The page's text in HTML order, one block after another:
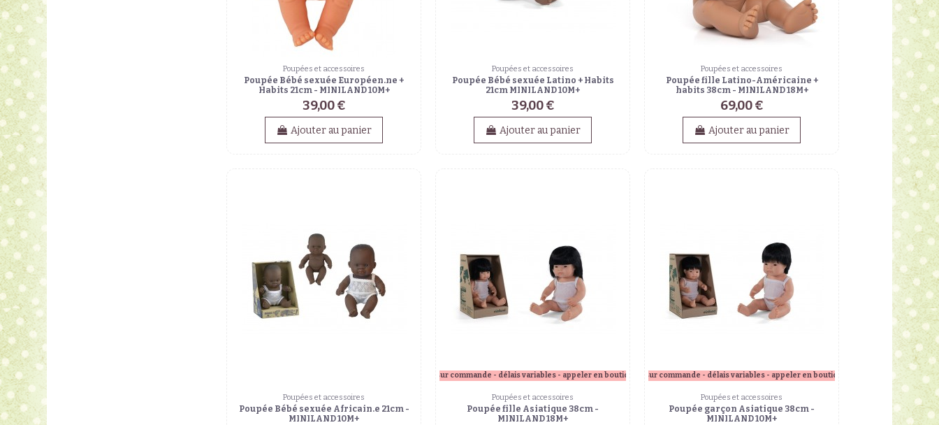
Poupées et accessoires
Poupée Bébé sexuée Européen.ne +
Habits 21cm - MINILAND 10M+
39,00 €
Ajouter au panier
Poupées et accessoires
Poupée Bébé sexuée Latino + Habits
21cm MINILAND 10M+
39,00 €
Ajouter au panier
Poupées et accessoires
Poupée fille Latino-Américaine +
habits 38cm - MINILAND 18M+
69,00 €
Ajouter au panier
Poupées et accessoires
Poupée Bébé sexuée Africain.e 21cm -
MINILAND 10M+
sur commande - délais variables - appeler en boutique
Poupées et accessoires
Poupée fille Asiatique 38cm -
MINILAND 18M+
sur commande - délais variables - appeler en boutique
Poupées et accessoires
Poupée garçon Asiatique 38cm -
MINILAND 10M+